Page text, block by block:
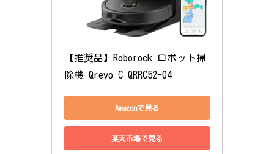
【推奨品】Roborock ロボット掃
除機 Qrevo C QRRC52-04
Amazonで見る
楽天市場で見る